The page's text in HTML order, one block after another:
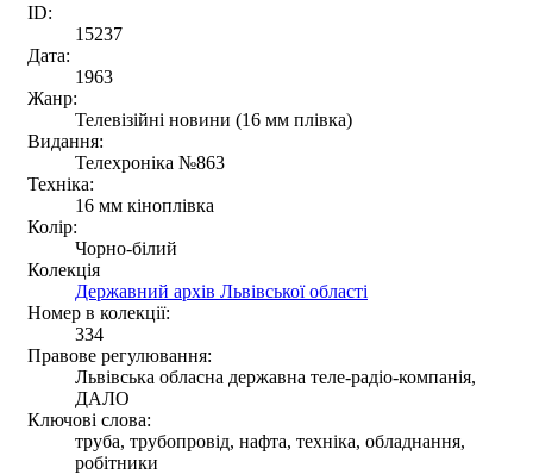
ID:
15237
Дата:
1963
Жанр:
Телевізійні новини (16 мм плівка)
Видання:
Телехроніка №863
Техніка:
16 мм кіноплівка
Колір:
Чорно-білий
Колекція
Державний архів Львівської області
Номер в колекції:
334
Правове регулювання:
Львівська обласна державна теле-радіо-компанія,
ДАЛО
Ключові слова:
труба, трубопровід, нафта, техніка, обладнання,
робітники